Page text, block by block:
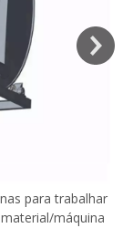
para trabalhar
máquina